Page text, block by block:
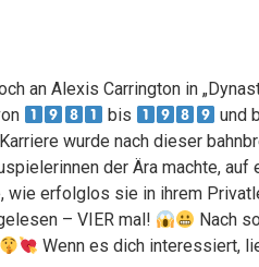
an Alexis Carrington in
bis
und
wurde nach dieser
der Ära machte, auf
wie erfolglos sie in ihrem
– VIER mal!
Nach
Wenn es dich interessiert,